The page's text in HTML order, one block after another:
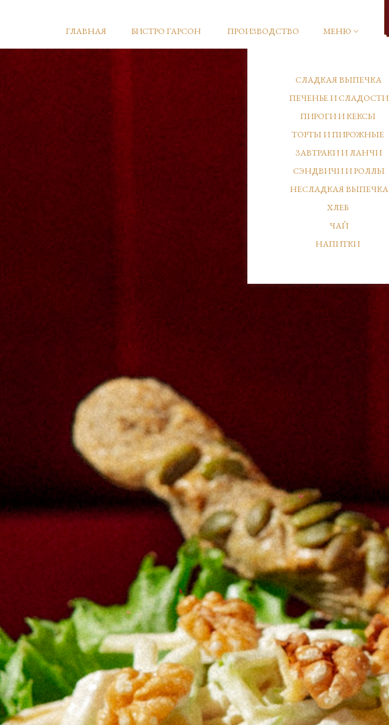
МЕНЮ
ПРОИЗВОДСТВО
БИСТРО ГАРСОН
ГЛАВНАЯ
НАПИТКИ
ЧАЙ
ХЛЕБ
НЕСЛАДКАЯ ВЫПЕЧКА
СЭНДВИЧИ И РОЛЛЫ
ЗАВТРАКИ И ЛАНЧИ
ТОРТЫ И ПИРОЖНЫЕ
ПИРОГИ И КЕКСЫ
ПЕЧЕНЬЕ И СЛАДОСТИ
СЛАДКАЯ ВЫПЕЧКА